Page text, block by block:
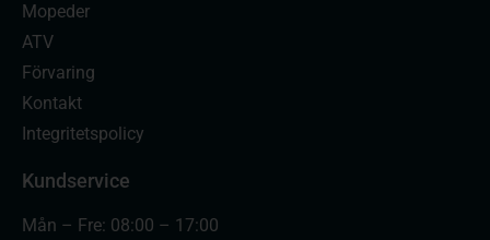
Mopeder
ATV
Förvaring
Kontakt
Integritetspolicy
Kundservice
Mån – Fre: 08:00 – 17:00